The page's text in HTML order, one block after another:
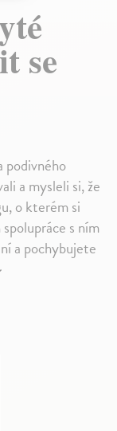
se
podivného
a mysleli si, že
o kterém si
s ním
a pochybujete